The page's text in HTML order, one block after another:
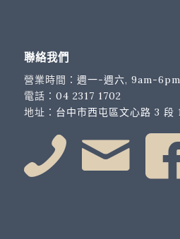
聯絡我們
營業時間： 週一-週六, 9am-6pm
電話： 04 2317 1702
地址： 台中市西屯區文心路 3 段